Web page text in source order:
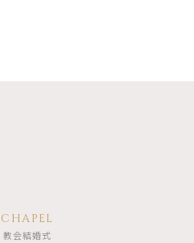
CHAPEL
教会結婚式